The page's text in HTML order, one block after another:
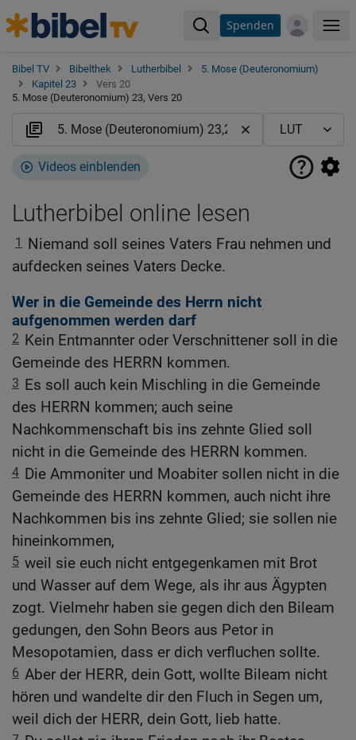
Spenden
Bibel TV Bibelthek Lutherbibel
5. Mose (Deuteronomium)
Kapitel 23
Vers 20
5. Mose (Deuteronomium) 23, Vers 20
Videos einblenden
Lutherbibel online lesen
1 Niemand soll seines Vaters Frau nehmen und
aufdecken seines Vaters Decke.
Wer in die Gemeinde des Herrn nicht
aufgenommen werden darf
2 Kein Entmannter oder Verschnittener soll in die
Gemeinde des HERRN kommen.
3 Es soll auch kein Mischling in die Gemeinde
des HERRN kommen; auch seine
Nachkommenschaft bis ins zehnte Glied soll
nicht in die Gemeinde des HERRN kommen.
4 Die Ammoniter und Moabiter sollen nicht in die
Gemeinde des HERRN kommen, auch nicht ihre
Nachkommen bis ins zehnte Glied; sie sollen nie
hineinkommen,
5 weil sie euch nicht entgegenkamen mit Brot
und Wasser auf dem Wege, als ihr aus Ägypten
zogt. Vielmehr haben sie gegen dich den Bileam
gedungen, den Sohn Beors aus Petor in
Mesopotamien, dass er dich verfluchen sollte.
6 Aber der HERR, dein Gott, wollte Bileam nicht
hören und wandelte dir den Fluch in Segen um,
weil dich der HERR, dein Gott, lieb hatte.